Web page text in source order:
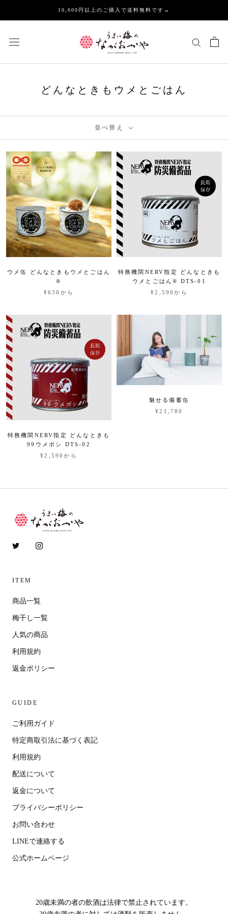
て
動
す
10,000円以上のご購入で送料無料です→
どんなときもウメとごはん
並べ替え
ウメ缶 どんなときもウメとごはん
®︎
¥630から
特務機関NERV指定 どんなときも
ウメとごはん®︎ DTS-01
¥2,590から
特務機関NERV指定 どんなときも
99ウメボシ DTS-02
¥2,590から
魅せる備蓄缶
¥21,780
ITEM
商品一覧
梅干し一覧
人気の商品
利用規約
返金ポリシー
GUIDE
ご利用ガイド
特定商取引法に基づく表記
利用規約
配送について
返金について
プライバシーポリシー
お問い合わせ
LINEで連絡する
公式ホームページ
20歳未満の者の飲酒は法律で禁止されています。